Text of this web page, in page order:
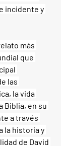
incidente y
más
que
las
la vida
Biblia, en su
a través
la historia y
de David